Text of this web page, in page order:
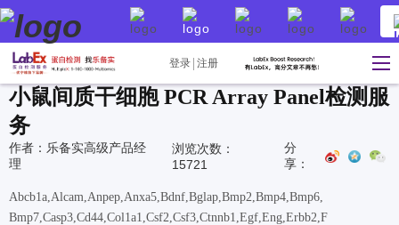
登录 注册
小鼠间质干细胞 PCR Array Panel检测服
务
作者：乐备实高级产品经
理
浏览次数：
15721
分
享：
Abcb1a,Alcam,Anpep,Anxa5,Bdnf,Bglap,Bmp2,Bmp4,Bmp6,
Bmp7,Casp3,Cd44,Col1a1,Csf2,Csf3,Ctnnb1,Egf,Eng,Erbb2,F